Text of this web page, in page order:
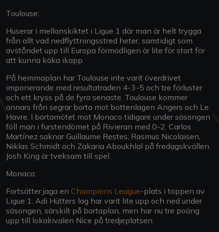
Toulouse:
Huserar i mellanskiktet i Ligue 1 där man är helt trygga
från allt vad nedflyttningsstred heter, samtidigt som
avståndet upp till Europa förmodligen är lite för stort för
att kunna käka ikapp.
På hemmaplan har Toulouse inte varit överdrivet
imponerande med resultatraden 4-3-5 och tre förluster
och ett kryss på de fyra senaste. Toulouse kommer
annars från segrar borta mot bottenlagen Angers och Le
Havre. I bortamötet mot Monaco tidigare under säsongen
föll man i furstendömet på Rivieran med 0-2. Carlos
Martínez saknar Guillaume Restes, Rasmus Nicolaisen,
Niklas Schmidt och Zakaria Aboukhlal på fredagskvällen.
Josh King är tveksam till spel.
Monaco:
Fortsätter jaga en Champions League-plats i toppen av
Ligue 1. Adi Hütters lag har varit lite upp och ned under
säsongen, särskilt på bortaplan, men har nu tre poäng
upp till lokalrivalen Nice på tredjeplatsen.